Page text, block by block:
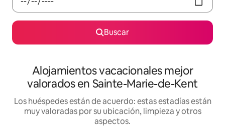
Buscar
Alojamientos vacacionales mejor
valorados en Sainte-Marie-de-Kent
Los huéspedes están de acuerdo: estas estadías están
muy valoradas por su ubicación, limpieza y otros
aspectos.